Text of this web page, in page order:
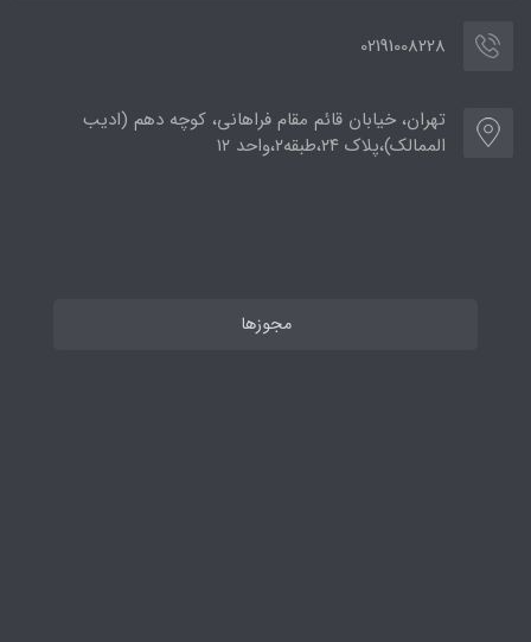
02191008228
تهران، خیابان قائم مقام فراهانی، کوچه دهم (ادیب
الممالک)،پلاک ۲۴،طبقه۲،واحد ۱۲
مجوزها